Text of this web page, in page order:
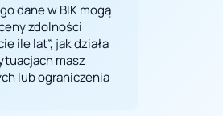
dane w BIK mogą
zdolności
ile lat”, jak działa
masz
lub ograniczenia